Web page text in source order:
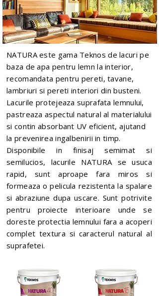
NATURA este gama Teknos de lacuri pe
baza de apa pentru lemn la interior,
recomandata pentru pereti, tavane,
lambriuri si pereti interiori din busteni.
Lacurile protejeaza suprafata lemnului,
pastreaza aspectul natural al materialului
si contin absorbant UV eficient, ajutand
la prevenirea ingalbenirii in timp.
Disponibile in finisaj semimat si
semilucios, lacurile NATURA se usuca
rapid, sunt aproape fara miros si
formeaza o pelicula rezistenta la spalare
si abraziune dupa uscare. Sunt potrivite
pentru proiecte interioare unde se
doreste protectia lemnului fara a acoperi
complet textura si caracterul natural al
suprafetei.